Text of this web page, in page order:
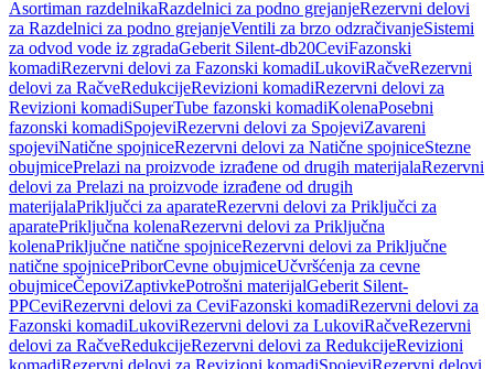
Asortiman razdelnikaRazdelnici za podno grejanjeRezervni delovi
za Razdelnici za podno grejanjeVentili za brzo odzračivanjeSistemi
za odvod vode iz zgradaGeberit Silent-db20CeviFazonski
komadiRezervni delovi za Fazonski komadiLukoviRačveRezervni
delovi za RačveRedukcijeRevizioni komadiRezervni delovi za
Revizioni komadiSuperTube fazonski komadiKolenaPosebni
fazonski komadiSpojeviRezervni delovi za SpojeviZavareni
spojeviNatične spojniceRezervni delovi za Natične spojniceStezne
obujmicePrelazi na proizvode izrađene od drugih materijalaRezervni
delovi za Prelazi na proizvode izrađene od drugih
materijalaPriključci za aparateRezervni delovi za Priključci za
aparatePriključna kolenaRezervni delovi za Priključna
kolenaPriključne natične spojniceRezervni delovi za Priključne
natične spojnicePriborCevne obujmiceUčvršćenja za cevne
obujmiceČepoviZaptivkePotrošni materijalGeberit Silent-
PPCeviRezervni delovi za CeviFazonski komadiRezervni delovi za
Fazonski komadiLukoviRezervni delovi za LukoviRačveRezervni
delovi za RačveRedukcijeRezervni delovi za RedukcijeRevizioni
komadiRezervni delovi za Revizioni komadiSpojeviRezervni delovi